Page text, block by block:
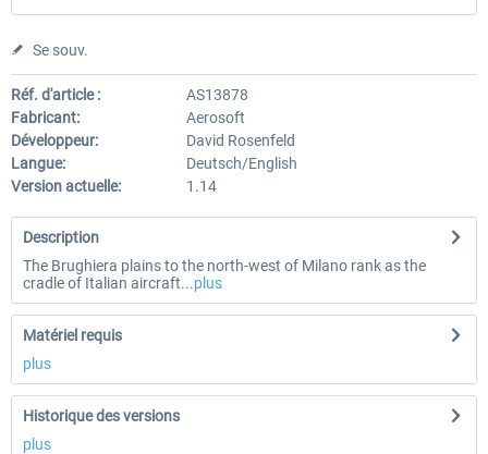
Se souv.
Réf. d'article :
AS13878
Fabricant:
Aerosoft
Développeur:
David Rosenfeld
Langue:
Deutsch/English
Version actuelle:
1.14
Description
The Brughiera plains to the north-west of Milano rank as the
cradle of Italian aircraft...plus
Matériel requis
plus
Historique des versions
plus